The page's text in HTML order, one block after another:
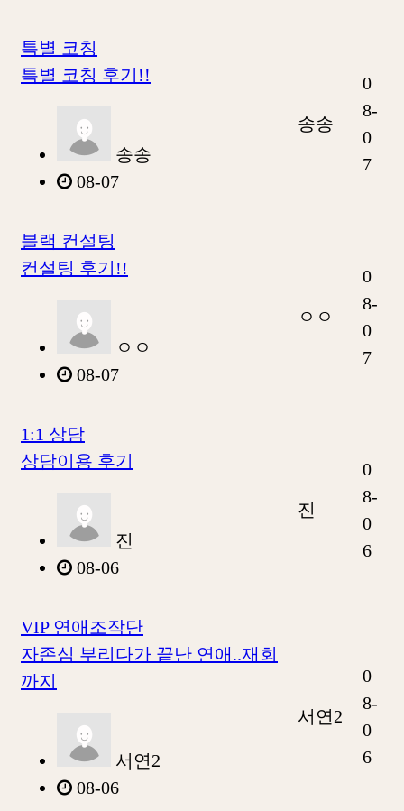
특별 코칭
특별 코칭 후기!!
송송
08-07
송송
0
8-
0
7
블랙 컨설팅
컨설팅 후기!!
ㅇㅇ
08-07
ㅇㅇ
0
8-
0
7
1:1 상담
상담이용 후기
진
08-06
진
0
8-
0
6
VIP 연애조작단
자존심 부리다가 끝난 연애..재회
까지
서연2
08-06
서연2
0
8-
0
6